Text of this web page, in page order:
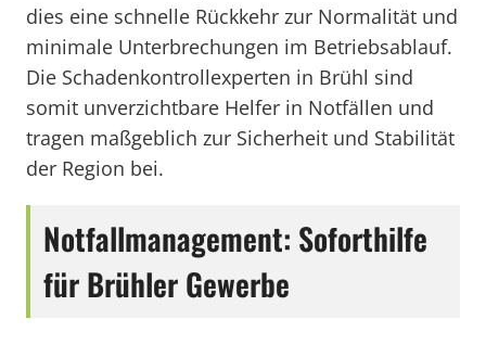
dies eine schnelle Rückkehr zur Normalität und
minimale Unterbrechungen im Betriebsablauf.
Die Schadenkontrollexperten in Brühl sind
somit unverzichtbare Helfer in Notfällen und
tragen maßgeblich zur Sicherheit und Stabilität
der Region bei.
Notfallmanagement: Soforthilfe
für Brühler Gewerbe